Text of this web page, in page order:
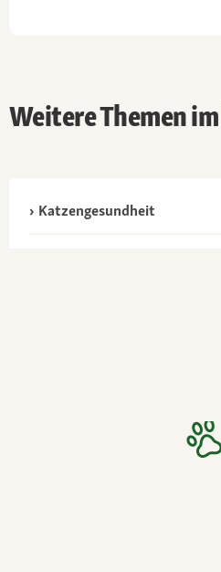
Weitere Themen
Katzengesundheit